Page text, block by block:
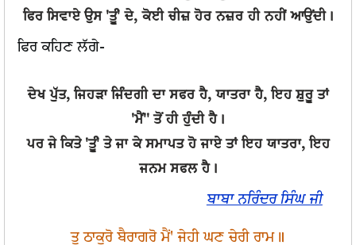
ਫਿਰ ਸਿਵਾਏ ਉਸ 'ਤੂੰ' ਦੇ, ਕੋਈ ਚੀਜ਼ ਹੋਰ ਨਜ਼ਰ ਹੀ ਨਹੀਂ ਆਉਂਦੀ।
ਫਿਰ ਕਹਿਣ ਲੱਗੇ-
ਦੇਖ ਪੁੱਤ, ਜਿਹੜਾ ਜਿੰਦਗੀ ਦਾ ਸਫਰ ਹੈ, ਯਾਤਰਾ ਹੈ, ਇਹ ਸ਼ੁਰੂ ਤਾਂ
'ਮੈਂ'' ਤੋਂ ਹੀ ਹੁੰਦੀ ਹੈ।
ਪਰ ਜੇ ਕਿਤੇ 'ਤੂੰ' ਤੇ ਜਾ ਕੇ ਸਮਾਪਤ ਹੋ ਜਾਏ ਤਾਂ ਇਹ ਯਾਤਰਾ, ਇਹ
ਜਨਮ ਸਫਲ ਹੈ।
ਬਾਬਾ ਨਰਿੰਦਰ ਸਿੰਘ ਜੀ
ਤੁ ਠਾਕੁਰੋ ਬੈਰਾਗਰੋ ਮੈਂ' ਜੇਹੀ ਘਣ ਚੇਰੀ ਰਾਮ॥